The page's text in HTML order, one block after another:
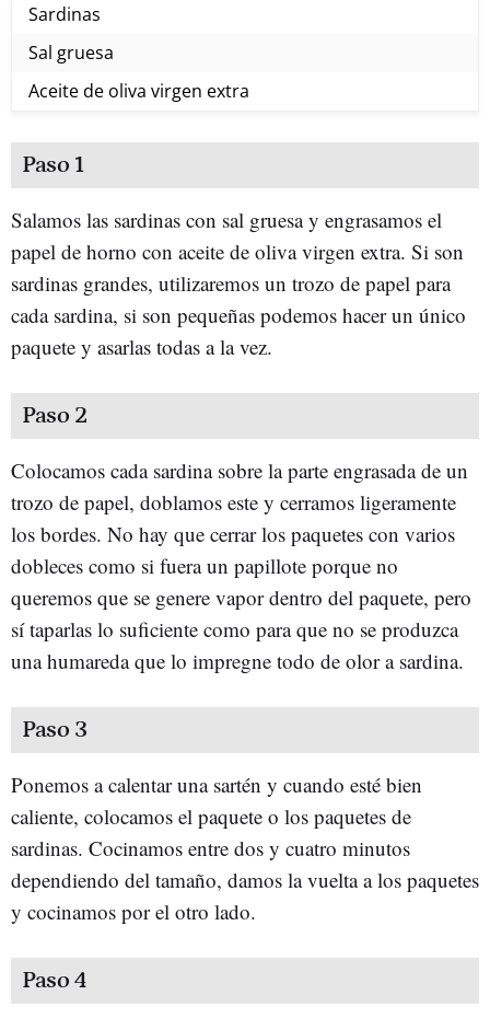
Sardinas
Sal gruesa
Aceite de oliva virgen extra
Paso 1
Salamos las sardinas con sal gruesa y engrasamos el
papel de horno con aceite de oliva virgen extra. Si son
sardinas grandes, utilizaremos un trozo de papel para
cada sardina, si son pequeñas podemos hacer un único
paquete y asarlas todas a la vez.
Paso 2
Colocamos cada sardina sobre la parte engrasada de un
trozo de papel, doblamos este y cerramos ligeramente
los bordes. No hay que cerrar los paquetes con varios
dobleces como si fuera un papillote porque no
queremos que se genere vapor dentro del paquete, pero
sí taparlas lo suficiente como para que no se produzca
una humareda que lo impregne todo de olor a sardina.
Paso 3
Ponemos a calentar una sartén y cuando esté bien
caliente, colocamos el paquete o los paquetes de
sardinas. Cocinamos entre dos y cuatro minutos
dependiendo del tamaño, damos la vuelta a los paquetes
y cocinamos por el otro lado.
Paso 4